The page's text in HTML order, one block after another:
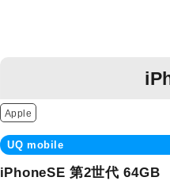
Apple
UQ mobile
iPhoneSE 第2世代 64GB